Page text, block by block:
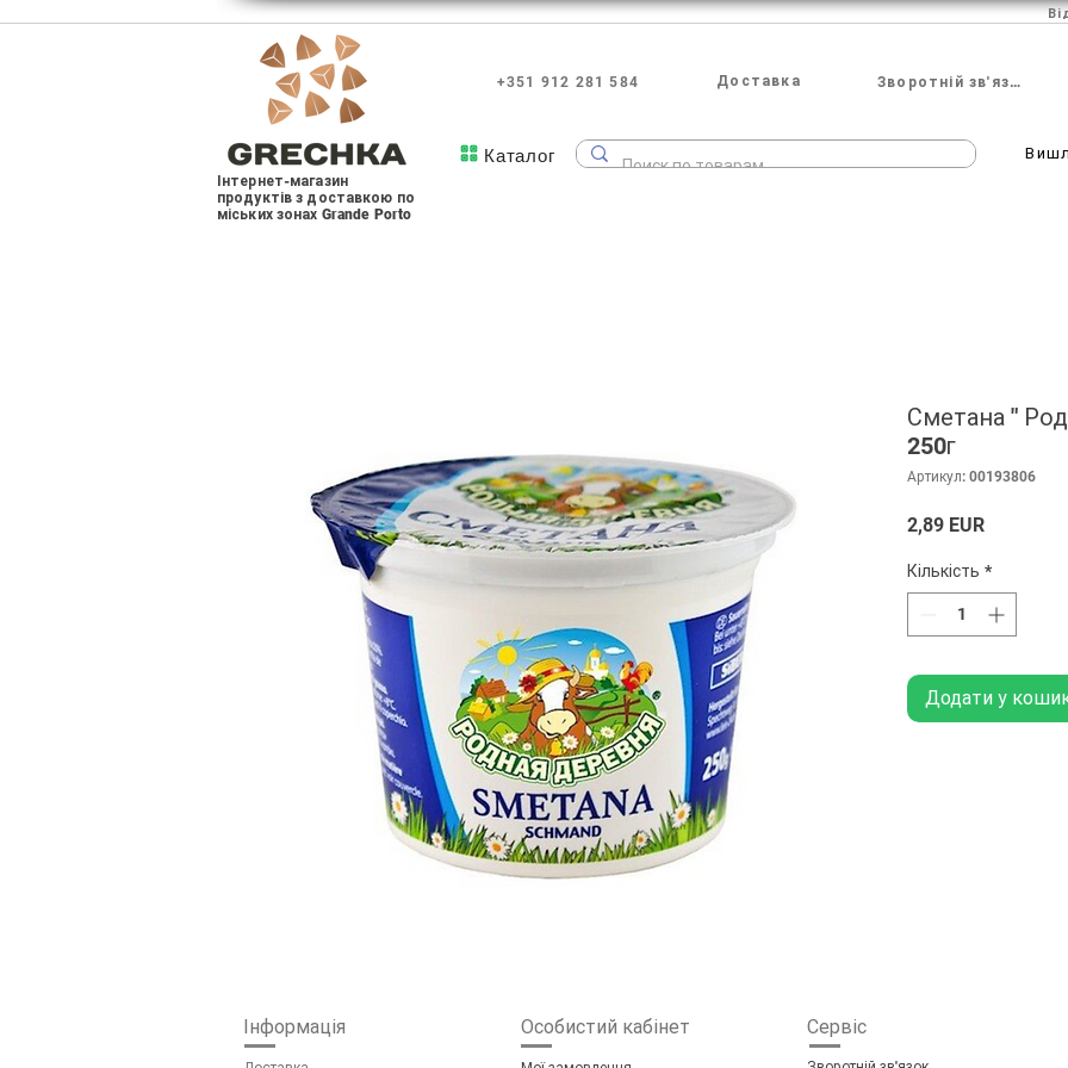
+351 912 281 584 Доставка Зворотній зв'язок
Інтернет-магазин
продуктів з доставкою по
міських зонах Grande Porto
Каталог
Сметана "
250г
Артикул: 00193806
2,89 EURЦіна
Кількість *
Додати у
Інформація Особистий кабінет Сервіс